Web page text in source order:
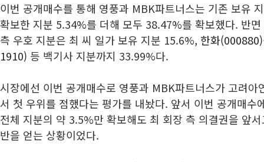
이번 공개매수를 통해 영풍과 MBK파트너스는 기존 보유
확보한 지분 5.34%를 더해 모두 38.47%를 확보했다. 반
측 우호 지분은 최 씨 일가 보유 지분 15.6%, 한화(000880)
1910) 등 백기사 지분까지 33.99%다.
시장에선 이번 공개매수로 영풍과 MBK파트너스가 고려아
서 첫 우위를 점했다는 평가를 내놨다. 앞서 이번 공개매수
전체 지분의 약 3.5%만 확보해도 최 회장 측 의결권을 앞
반을 얻는 상황이었다.